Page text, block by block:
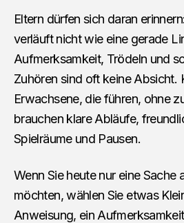
Eltern dürfen sich daran
verläuft nicht wie eine gerade
Aufmerksamkeit, Trödeln und
Zuhören sind oft keine Absicht.
Erwachsene, die führen, ohne
brauchen klare Abläufe,
Spielräume und Pausen.
Wenn Sie heute nur eine Sache
möchten, wählen Sie etwas
Anweisung, ein